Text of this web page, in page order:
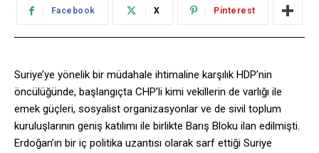
Facebook X Pinterest
Suriye’ye yönelik bir müdahale ihtimaline karşılık HDP’nin
öncülüğünde, başlangıçta CHP’li kimi vekillerin de varlığı ile
emek güçleri, sosyalist organizasyonlar ve de sivil toplum
kuruluşlarının geniş katılımı ile birlikte Barış Bloku ilan edilmişti.
Erdoğan’ın bir iç politika uzantısı olarak sarf ettiği Suriye